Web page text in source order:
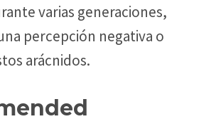
varias generaciones,
percepción negativa o
arácnidos.